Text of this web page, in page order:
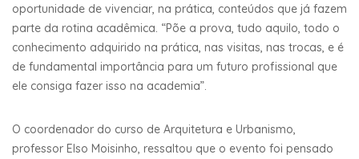
oportunidade de vivenciar, na prática, conteúdos que já fazem
parte da rotina acadêmica. “Põe a prova, tudo aquilo, todo o
conhecimento adquirido na prática, nas visitas, nas trocas, e é
de fundamental importância para um futuro profissional que
ele consiga fazer isso na academia”.
O coordenador do curso de Arquitetura e Urbanismo,
professor Elso Moisinho, ressaltou que o evento foi pensado